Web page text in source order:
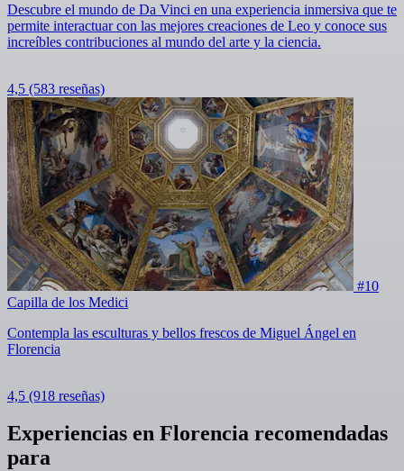
Descubre el mundo de Da Vinci en una experiencia inmersiva que te
permite interactuar con las mejores creaciones de Leo y conoce sus
increíbles contribuciones al mundo del arte y la ciencia.
4,5 (583 reseñas)
#10
Capilla de los Medici
Contempla las esculturas y bellos frescos de Miguel Ángel en
Florencia
4,5 (918 reseñas)
Experiencias en Florencia recomendadas
para